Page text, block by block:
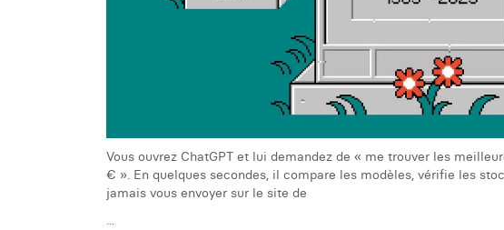
Vous ouvrez ChatGPT et lui demandez de « me trouver les
€ ». En quelques secondes, il compare les modèles, vérifie les
jamais vous envoyer sur le site de
...